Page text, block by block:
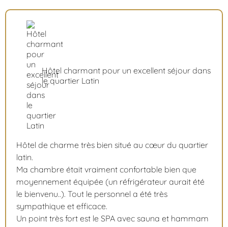
Hôtel charmant pour un excellent séjour dans
le quartier Latin
Hôtel de charme très bien situé au cœur du quartier
latin.
Ma chambre était vraiment confortable bien que
moyennement équipée (un réfrigérateur aurait été
le bienvenu..). Tout le personnel a été très
sympathique et efficace.
Un point très fort est le SPA avec sauna et hammam